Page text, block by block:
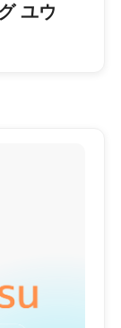
ユウ